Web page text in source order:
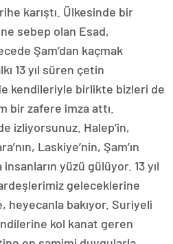
karıştı. Ülkesinde bir
sebep olan Esad,
Şam’dan kaçmak
13 yıl süren çetin
kendileriyle birlikte bizleri de
bir zafere imza attı.
izliyorsunuz. Halep’in,
Laskiye’nin, Şam’ın
yüzü gülüyor. 13 yıl
geleceklerine
heyecanla bakıyor. Suriyeli
kol kanat geren